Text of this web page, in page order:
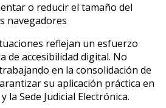
o reducir el tamaño del
navegadores
reflejan un esfuerzo
de accesibilidad digital. No
en la consolidación de
su aplicación práctica en
la Sede Judicial Electrónica.